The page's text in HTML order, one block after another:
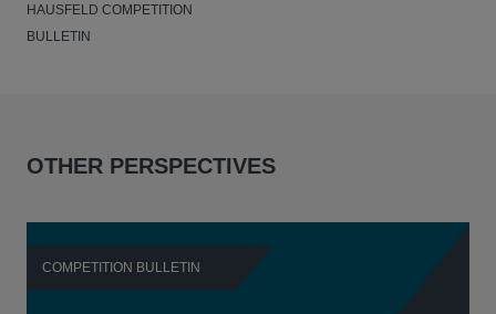
HAUSFELD COMPETITION
BULLETIN
OTHER PERSPECTIVES
COMPETITION BULLETIN